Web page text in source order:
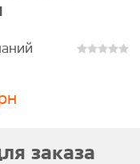
заказа